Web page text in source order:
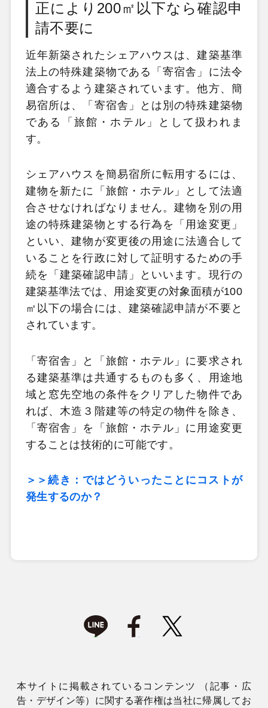
正により200㎡以下なら確認申
請不要に
近年新築されたシェアハウスは、建築基準
法上の特殊建築物である「寄宿舎」に法令
適合するよう建築されています。他方、簡
易宿所は、「寄宿舎」とは別の特殊建築物
である「旅館・ホテル」として扱われま
す。
シェアハウスを簡易宿所に転用するには、
建物を新たに「旅館・ホテル」として法適
合させなければなりません。建物を別の用
途の特殊建築物とする行為を「用途変更」
といい、建物が変更後の用途に法適合して
いることを行政に対して証明するための手
続を「建築確認申請」といいます。現行の
建築基準法では、用途変更の対象面積が100
㎡以下の場合には、建築確認申請が不要と
されています。
「寄宿舎」と「旅館・ホテル」に要求され
る建築基準は共通するものも多く、用途地
域と窓先空地の条件をクリアした物件であ
れば、木造３階建等の特定の物件を除き、
「寄宿舎」を「旅館・ホテル」に用途変更
することは技術的に可能です。
＞＞続き：ではどういったことにコストが
発生するのか？
本サイトに掲載されているコンテンツ （記事・広
告・デザイン等）に関する著作権は当社に帰属してお